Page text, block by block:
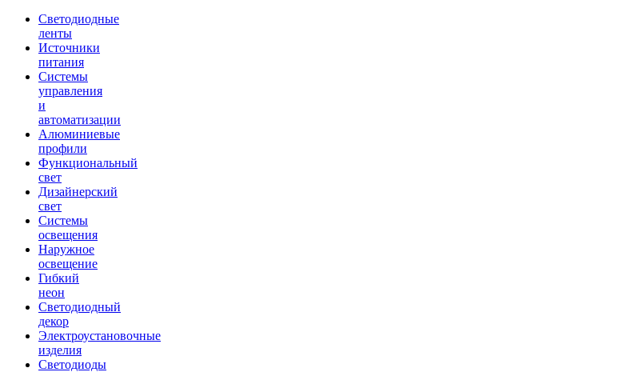
Светодиодные
ленты
Источники
питания
Системы
управления
и
автоматизации
Алюминиевые
профили
Функциональный
свет
Дизайнерский
свет
Системы
освещения
Наружное
освещение
Гибкий
неон
Светодиодный
декор
Электроустановочные
изделия
Светодиоды